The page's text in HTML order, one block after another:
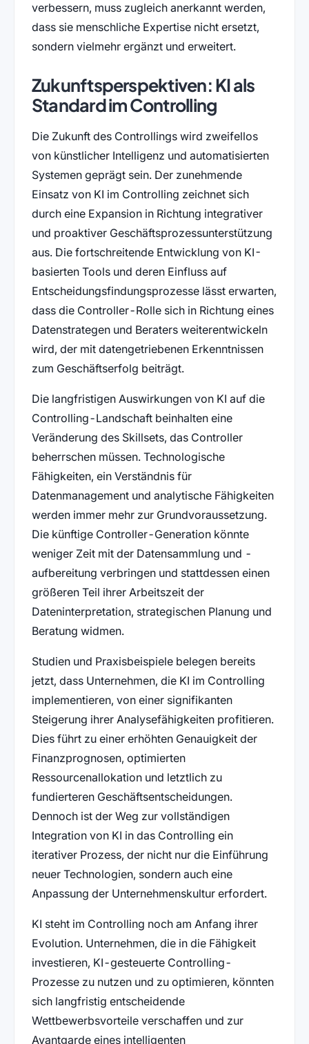
verbessern, muss zugleich anerkannt werden,
dass sie menschliche Expertise nicht ersetzt,
sondern vielmehr ergänzt und erweitert.
Zukunftsperspektiven: KI als
Standard im Controlling
Die Zukunft des Controllings wird zweifellos
von künstlicher Intelligenz und automatisierten
Systemen geprägt sein. Der zunehmende
Einsatz von KI im Controlling zeichnet sich
durch eine Expansion in Richtung integrativer
und proaktiver Geschäftsprozessunterstützung
aus. Die fortschreitende Entwicklung von KI-
basierten Tools und deren Einfluss auf
Entscheidungsfindungsprozesse lässt erwarten,
dass die Controller-Rolle sich in Richtung eines
Datenstrategen und Beraters weiterentwickeln
wird, der mit datengetriebenen Erkenntnissen
zum Geschäftserfolg beiträgt.
Die langfristigen Auswirkungen von KI auf die
Controlling-Landschaft beinhalten eine
Veränderung des Skillsets, das Controller
beherrschen müssen. Technologische
Fähigkeiten, ein Verständnis für
Datenmanagement und analytische Fähigkeiten
werden immer mehr zur Grundvoraussetzung.
Die künftige Controller-Generation könnte
weniger Zeit mit der Datensammlung und -
aufbereitung verbringen und stattdessen einen
größeren Teil ihrer Arbeitszeit der
Dateninterpretation, strategischen Planung und
Beratung widmen.
Studien und Praxisbeispiele belegen bereits
jetzt, dass Unternehmen, die KI im Controlling
implementieren, von einer signifikanten
Steigerung ihrer Analysefähigkeiten profitieren.
Dies führt zu einer erhöhten Genauigkeit der
Finanzprognosen, optimierten
Ressourcenallokation und letztlich zu
fundierteren Geschäftsentscheidungen.
Dennoch ist der Weg zur vollständigen
Integration von KI in das Controlling ein
iterativer Prozess, der nicht nur die Einführung
neuer Technologien, sondern auch eine
Anpassung der Unternehmenskultur erfordert.
KI steht im Controlling noch am Anfang ihrer
Evolution. Unternehmen, die in die Fähigkeit
investieren, KI-gesteuerte Controlling-
Prozesse zu nutzen und zu optimieren, könnten
sich langfristig entscheidende
Wettbewerbsvorteile verschaffen und zur
Avantgarde eines intelligenten